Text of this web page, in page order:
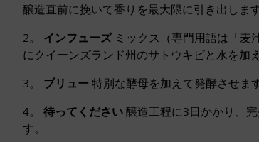
醸造直前に挽いて香りを最大限に引き出します
2。 インフューズ ミックス（専門用語は「麦
にクイーンズランド州のサトウキビと水を加
3。 ブリュー 特別な酵母を加えて発酵させます
4。 待ってください 醸造工程に3日かかり、
す。